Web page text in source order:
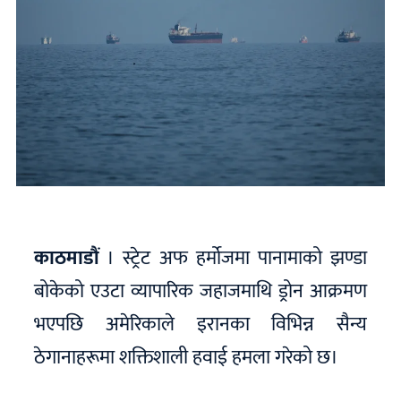
काठमाडौं। स्ट्रेट अफ हर्मोजमा पानामाको झण्डा
बोकेको एउटा व्यापारिक जहाजमाथि ड्रोन आक्रमण
भएपछि अमेरिकाले इरानका विभिन्न सैन्य
ठेगानाहरूमा शक्तिशाली हवाई हमला गरेको छ।